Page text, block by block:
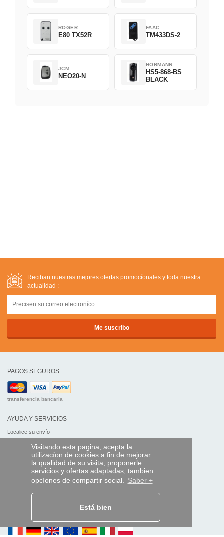
Visitando esta pagina, acepta la
utilizacíon de cookies a fin de mejorar
la qualidad de su visita, proponerle
servicios y ofertas adaptadas, tambien
opcíones de compartir social. Saber +
Está bien
ROGER
E80 TX52R
FAAC
TM433DS-2
JCM
NEO20-N
HORMANN
HS5-868-BS
BLACK
Reciban nuestras mejores ofertas promocíonales y toda nuestra
actualidad :
PAGOS SEGUROS
transferencia bancaria
AYUDA Y SERVICIOS
Localice su envío
MANDO EXPRESS
¿Quiénes somos?
Información legal
Acceso profesionales